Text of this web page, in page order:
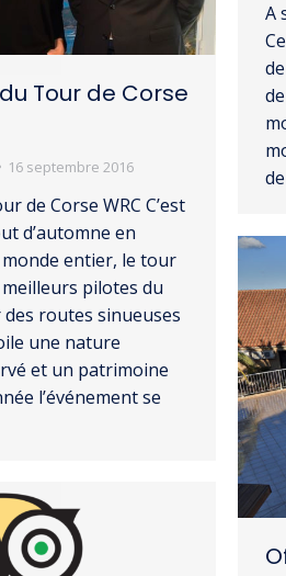
A
Tour de Corse
16 septembre 2016
de Corse WRC C’est
d’automne en
entier, le tour
meilleurs pilotes du
routes sinueuses
une nature
et un patrimoine
l’événement se